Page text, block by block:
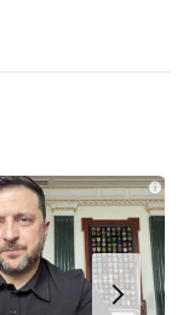
i